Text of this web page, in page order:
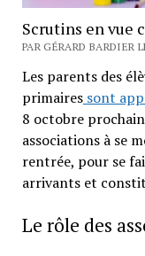
Scrutins en vue
PAR GÉRARD BARDIER
Les parents des
primairessont
8 octobre
associations à se
rentrée, pour se
arrivants et
Le rôle des